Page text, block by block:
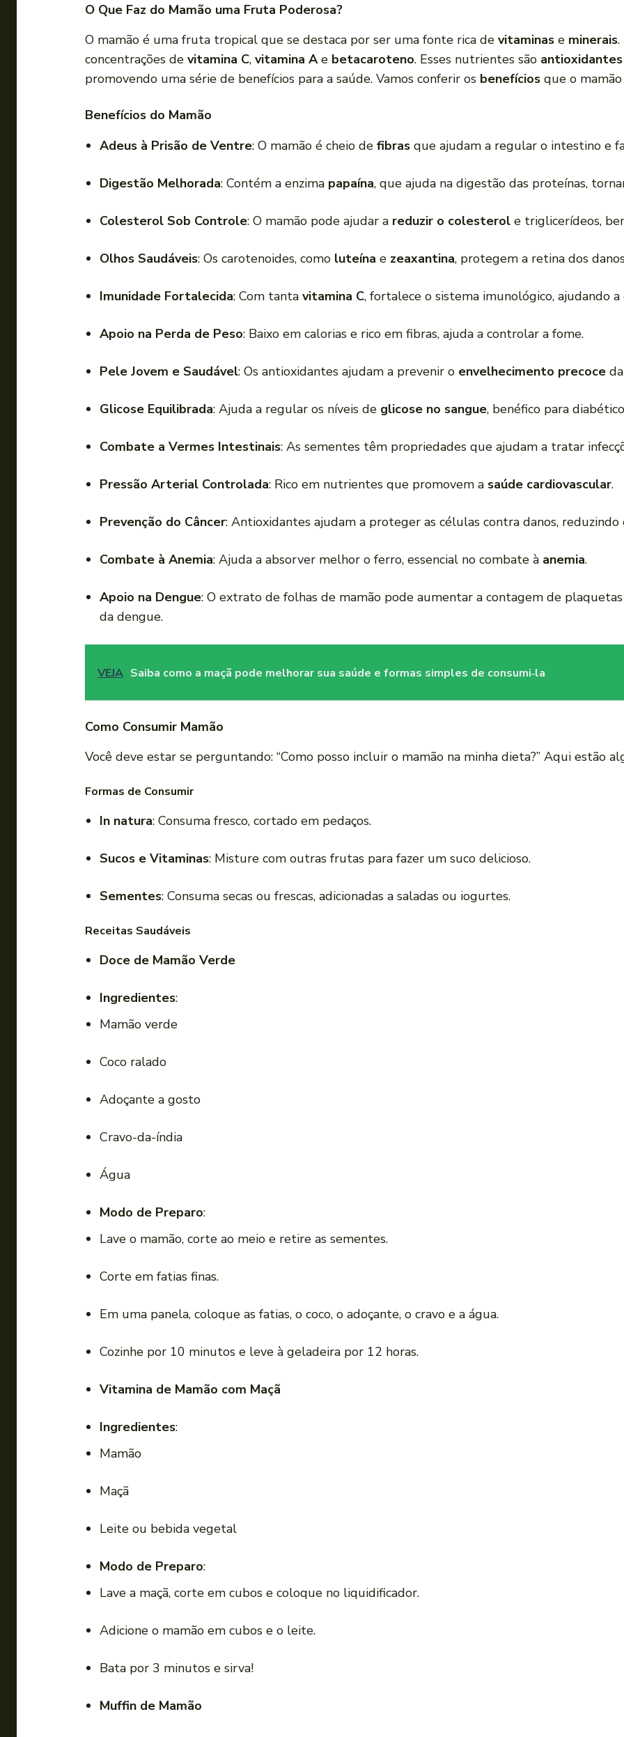
e
u
d
i
o
O Que Faz do Mamão uma Fruta Poderosa?
O mamão é uma fruta tropical que se destaca por ser uma fonte rica de vitaminas e minerais.
concentrações de vitamina C, vitamina Ae betacaroteno. Esses nutrientes são antioxidantes
promovendo uma série de benefícios para a saúde. Vamos conferir os benefícios que o
Benefícios do Mamão
Adeus à Prisão de Ventre: O mamão é cheio de fibras que ajudam a regular o intestino e
Digestão Melhorada: Contém a enzima papaína, que ajuda na digestão das proteínas,
Colesterol Sob Controle: O mamão pode ajudar a reduzir o colesterol e triglicerídeos,
Olhos Saudáveis: Os carotenoides, como luteína e zeaxantina, protegem a retina dos
Imunidade Fortalecida: Com tanta vitamina C, fortalece o sistema imunológico, ajudando
Apoio na Perda de Peso: Baixo em calorias e rico em fibras, ajuda a controlar a fome.
Pele Jovem e Saudável: Os antioxidantes ajudam a prevenir o envelhecimento precoce
Glicose Equilibrada: Ajuda a regular os níveis de glicose no sangue, benéfico para
Combate a Vermes Intestinais: As sementes têm propriedades que ajudam a tratar
Pressão Arterial Controlada: Rico em nutrientes que promovem a saúde cardiovascular.
Prevenção do Câncer: Antioxidantes ajudam a proteger as células contra danos, reduzindo
Combate à Anemia: Ajuda a absorver melhor o ferro, essencial no combate à anemia.
Apoio na Dengue: O extrato de folhas de mamão pode aumentar a contagem de
da dengue.
VEJA Saiba como a maçã pode melhorar sua saúde e formas simples de consumi‑la
Como Consumir Mamão
Você deve estar se perguntando: “Como posso incluir o mamão na minha dieta?” Aqui estão
Formas de Consumir
In natura: Consuma fresco, cortado em pedaços.
Sucos e Vitaminas: Misture com outras frutas para fazer um suco delicioso.
Sementes: Consuma secas ou frescas, adicionadas a saladas ou iogurtes.
Receitas Saudáveis
Doce de Mamão Verde
Ingredientes:
Mamão verde
Coco ralado
Adoçante a gosto
Cravo-da-índia
Água
Modo de Preparo:
Lave o mamão, corte ao meio e retire as sementes.
Corte em fatias finas.
Em uma panela, coloque as fatias, o coco, o adoçante, o cravo e a água.
Cozinhe por 10 minutos e leve à geladeira por 12 horas.
Vitamina de Mamão com Maçã
Ingredientes:
Mamão
Maçã
Leite ou bebida vegetal
Modo de Preparo:
Lave a maçã, corte em cubos e coloque no liquidificador.
Adicione o mamão em cubos e o leite.
Bata por 3 minutos e sirva!
Muffin de Mamão